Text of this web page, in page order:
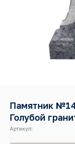
Памятник
Голубой
Артикул: